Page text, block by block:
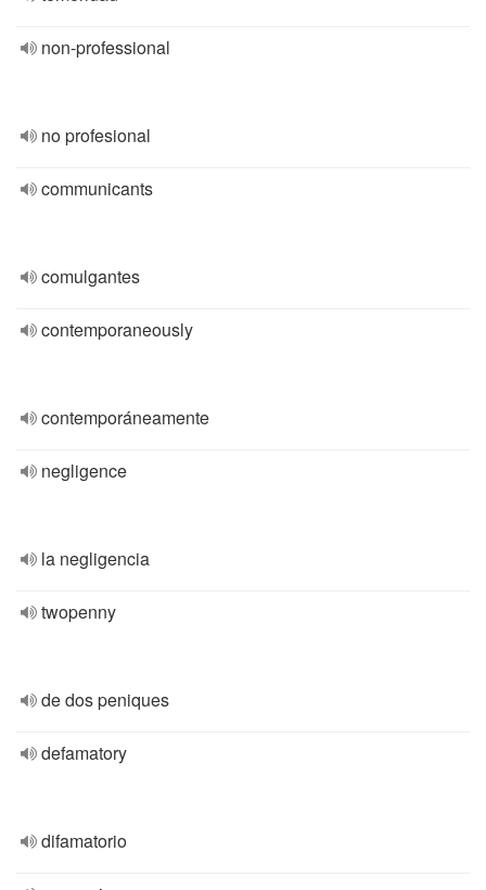
non-professional
no profesional
communicants
comulgantes
contemporaneously
contemporáneamente
negligence
la negligencia
twopenny
de dos peniques
defamatory
difamatorio